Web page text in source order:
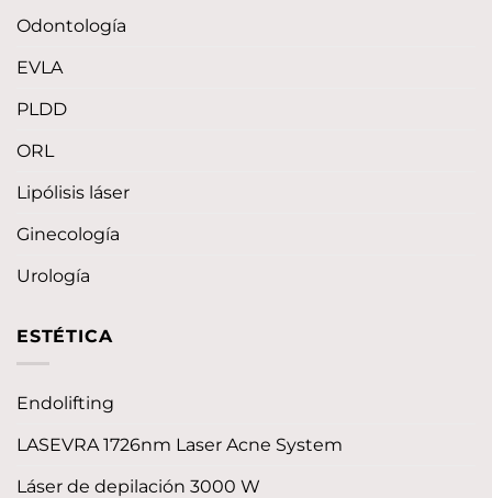
Odontología
EVLA
PLDD
ORL
Lipólisis láser
Ginecología
Urología
ESTÉTICA
Endolifting
LASEVRA 1726nm Laser Acne System
Láser de depilación 3000 W